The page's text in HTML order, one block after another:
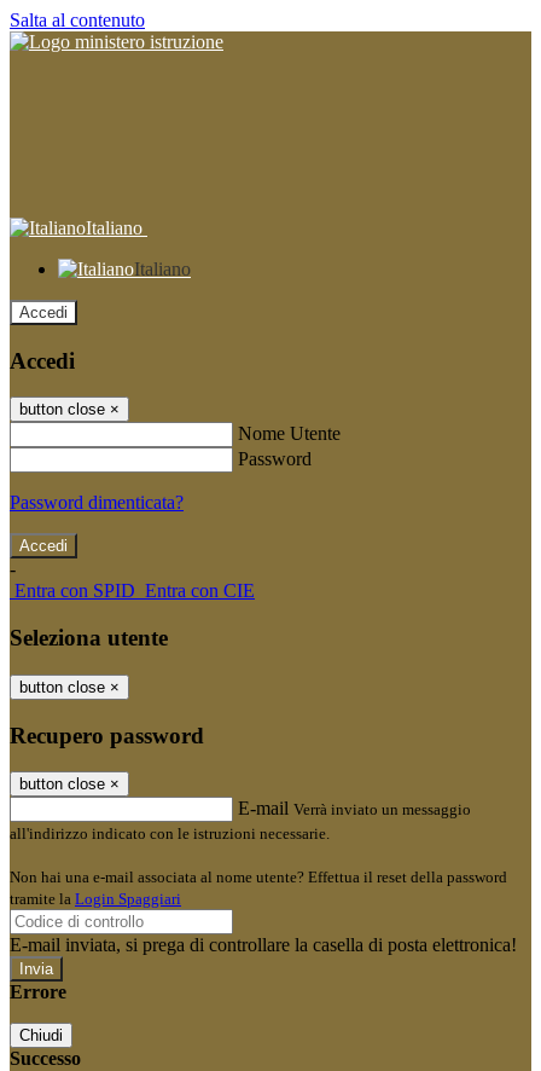
Salta al contenuto
Italiano
Italiano
Accedi
Accedi
button close ×
Nome Utente
Password
Password dimenticata?
-
Entra con SPID Entra con CIE
Seleziona utente
button close ×
Recupero password
button close ×
E-mail Verrà inviato un messaggio
all'indirizzo indicato con le istruzioni necessarie.
Non hai una e-mail associata al nome utente? Effettua il reset della password
tramite la Login Spaggiari
E-mail inviata, si prega di controllare la casella di posta elettronica!
Errore
Chiudi
Successo